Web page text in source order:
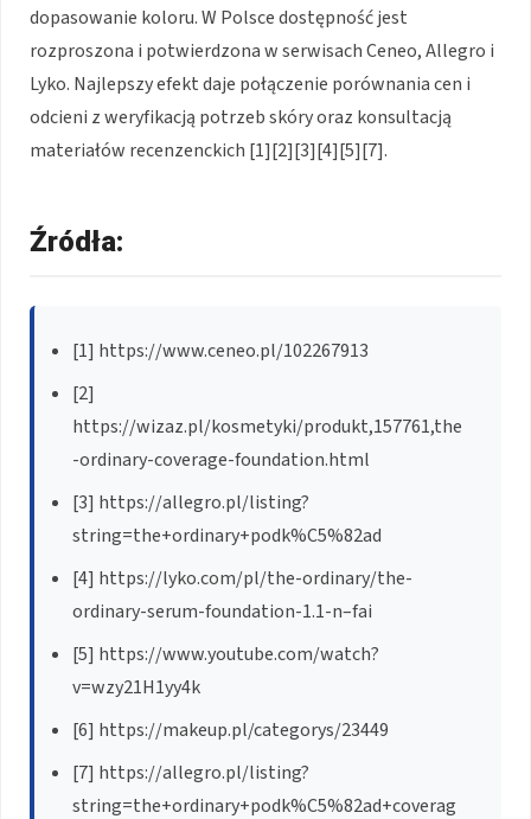
dopasowanie koloru. W Polsce dostępność jest
rozproszona i potwierdzona w serwisach Ceneo, Allegro i
Lyko. Najlepszy efekt daje połączenie porównania cen i
odcieni z weryfikacją potrzeb skóry oraz konsultacją
materiałów recenzenckich [1][2][3][4][5][7].
Źródła:
[1] https://www.ceneo.pl/102267913
[2]
https://wizaz.pl/kosmetyki/produkt,157761,the
-ordinary-coverage-foundation.html
[3] https://allegro.pl/listing?
string=the+ordinary+podk%C5%82ad
[4] https://lyko.com/pl/the-ordinary/the-
ordinary-serum-foundation-1.1-n–fai
[5] https://www.youtube.com/watch?
v=wzy21H1yy4k
[6] https://makeup.pl/categorys/23449
[7] https://allegro.pl/listing?
string=the+ordinary+podk%C5%82ad+coverag